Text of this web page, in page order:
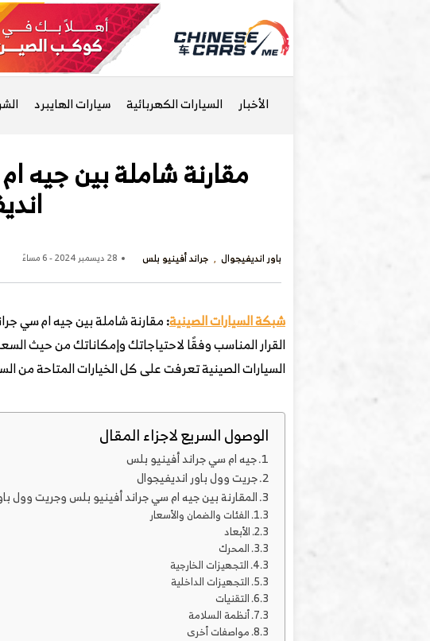
الأخبار السيارات الكهربائية سيارات الهايبرد
باور انديفيجوال جراند أفينيو بلس 28 ديسمبر 2024 - 6 مساءً
شبكة السيارات الصينية:
القرار المناسب وفقًا لاحتياجاتك وإمكاناتك من حيث
السيارات الصينية تعرفت على كل الخيارات المتاحة من
الوصول السريع لاجزاء المقال
جيه ام سي جراند أفينيو بلس
جريت وول باور انديفيجوال
المقارنة بين جيه ام سي جراند أفينيو بلس وجريت وول
الفئات والضمان والأسعار
الأبعاد
المحرك
التجهيزات الخارجية
التجهيزات الداخلية
التقنيات
أنظمة السلامة
مواصفات أخرى